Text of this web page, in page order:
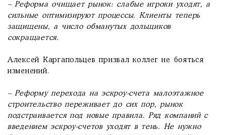
– Реформа очищает рынок: слабые игроки уходят, а
сильные оптимизируют процессы. Клиенты теперь
защищены, а число обманутых дольщиков
сокращается.
Алексей Каргапольцев призвал коллег не бояться
изменений.
– Реформу перехода на эскроу-счета малоэтажное
строительство переживает до сих пор, рынок
подстраивается под новые правила. Ряд компаний с
введением эскроу-счетов уходят в тень. Не нужно